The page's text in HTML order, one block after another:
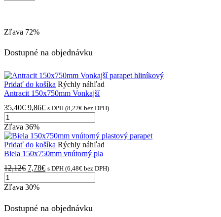
Zľava 72%
Dostupné na objednávku
Pridať do košíka Rýchly náhľad
Antracit 150x750mm Vonkajší
35,40€ Pôvodná
bola:
35,40€.
9,86€Aktuálna
je:
9,86€.
s DPH (8,22€ bez DPH)
množstvo
Antracit
150x750mm
Vonkajší
parapet
Zľava 36%
Pridať do košíka Rýchly náhľad
Biela 150x750mm vnútorný pla
12,12€ Pôvodná
bola:
7,78€Aktuálna
je:
s DPH (6,48€ bez DPH)
množstvo
Biela
plastový
Zľava 30%
Dostupné na objednávku